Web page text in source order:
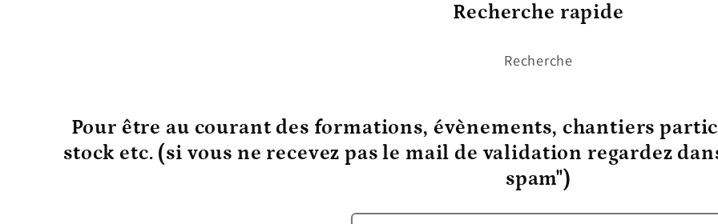
Recherche rapide
Recherche
Pour être au courantdes formations, évènements, chantiers
stock etc. (si vous ne recevez pas le mail de validation regardez
spam")